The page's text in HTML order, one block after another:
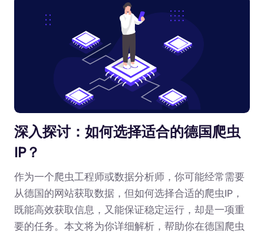
深入探讨：如何选择适合的德国爬虫
IP？
作为一个爬虫工程师或数据分析师，你可能经常需要
从德国的网站获取数据，但如何选择合适的爬虫IP，
既能高效获取信息，又能保证稳定运行，却是一项重
要的任务。本文将为你详细解析，帮助你在德国爬虫